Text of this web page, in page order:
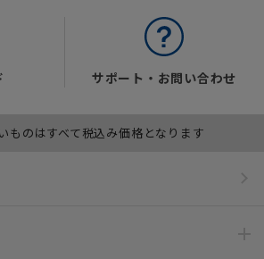
サポート・お問い合わせ
ものはすべて税込み価格となります